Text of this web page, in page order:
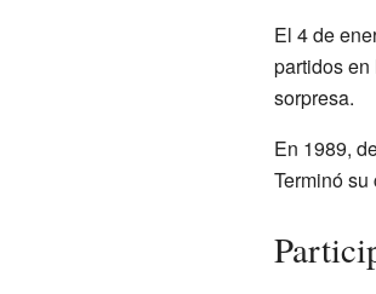
El 4 de
partidos
sorpresa.
En 1989,
Terminó